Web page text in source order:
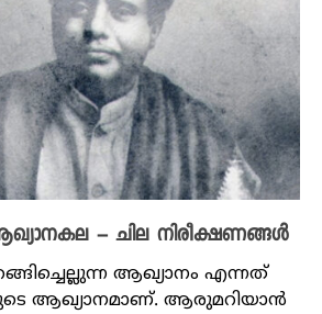
– ചില നിരീക്ഷണങ്ങൾ
ആഖ്യാനം എന്നത്
ആഖ്യാനമാണ്. ആരുമറിയാൻ